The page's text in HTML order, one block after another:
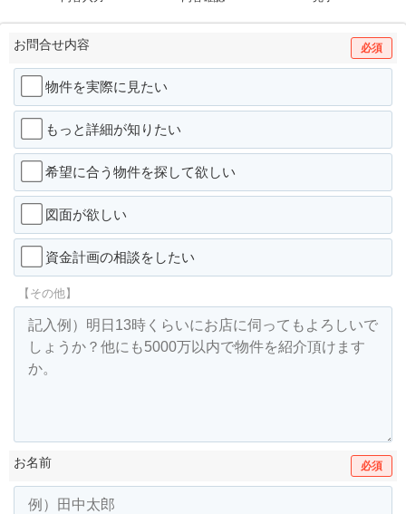
お問合せ内容 必須
物件を実際に見たい
もっと詳細が知りたい
希望に合う物件を探して欲しい
図面が欲しい
資金計画の相談をしたい
【その他】
お名前 必須